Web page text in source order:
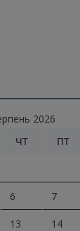
2026
ЧТ ПТ
6 7
13 14